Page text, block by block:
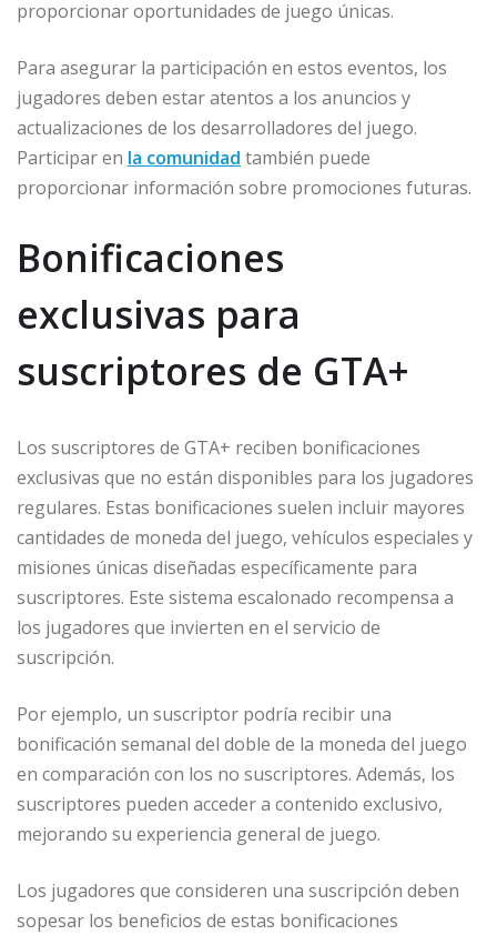
proporcionar oportunidades de juego únicas.
Para asegurar la participación en estos eventos, los
jugadores deben estar atentos a los anuncios y
actualizaciones de los desarrolladores del juego.
Participar en la comunidad también puede
proporcionar información sobre promociones futuras.
Bonificaciones
exclusivas para
suscriptores de GTA+
Los suscriptores de GTA+ reciben bonificaciones
exclusivas que no están disponibles para los jugadores
regulares. Estas bonificaciones suelen incluir mayores
cantidades de moneda del juego, vehículos especiales y
misiones únicas diseñadas específicamente para
suscriptores. Este sistema escalonado recompensa a
los jugadores que invierten en el servicio de
suscripción.
Por ejemplo, un suscriptor podría recibir una
bonificación semanal del doble de la moneda del juego
en comparación con los no suscriptores. Además, los
suscriptores pueden acceder a contenido exclusivo,
mejorando su experiencia general de juego.
Los jugadores que consideren una suscripción deben
sopesar los beneficios de estas bonificaciones